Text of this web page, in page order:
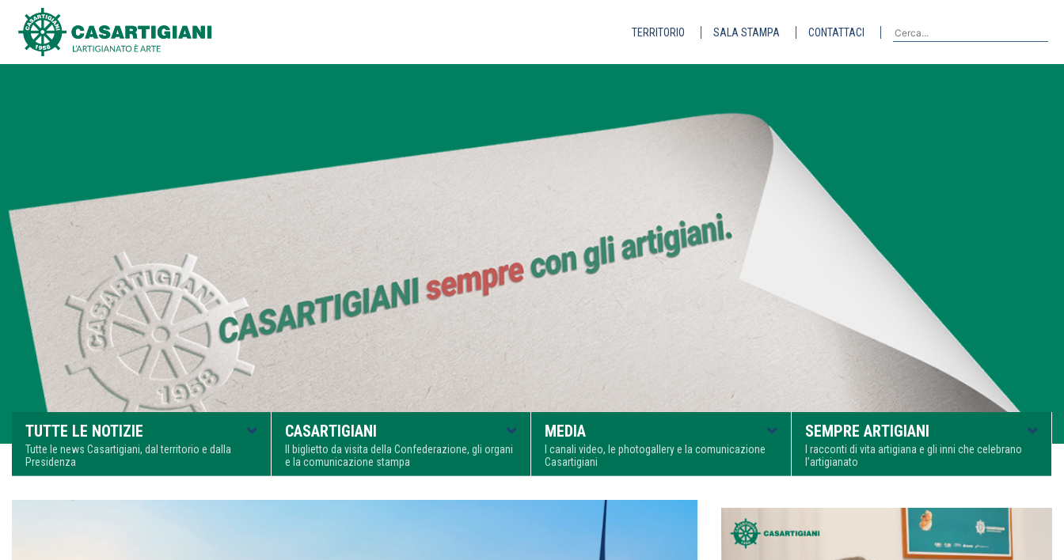
TERRITORIO SALA STAMPA CONTATTACI
TUTTE LE NOTIZIE
Tutte le news Casartigiani, dal territorio e dalla
Presidenza
CASARTIGIANI
Il biglietto da visita della Confederazione, gli organi
e la comunicazione stampa
MEDIA
I canali video, le photogallery e la comunicazione
Casartigiani
SEMPRE ARTIGIANI
I racconti di vita artigiana e gli inni che celebrano
l’artigianato